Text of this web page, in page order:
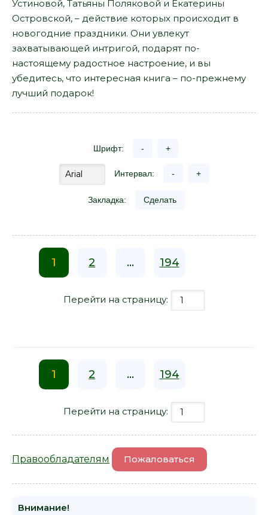
Устиновой, Татьяны Поляковой и Екатерины
Островской, – действие которых происходит в
новогодние праздники. Они увлекут
захватывающей интригой, подарят по-
настоящему радостное настроение, и вы
убедитесь, что интересная книга – по-прежнему
лучший подарок!
Шрифт: - +
Интервал: - +
Закладка: Сделать
1 2 ... 194
Перейти на страницу:
1 2 ... 194
Перейти на страницу:
Правообладателям Пожаловаться
Внимание!